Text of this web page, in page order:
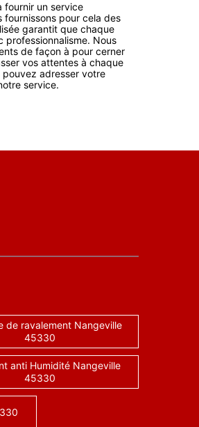
fournir un service
pour cela des
garantit que chaque
Nous
de façon à pour cerner
vos attentes à chaque
adresser votre
service.
de ravalement Nangeville
45330
anti Humidité Nangeville
45330